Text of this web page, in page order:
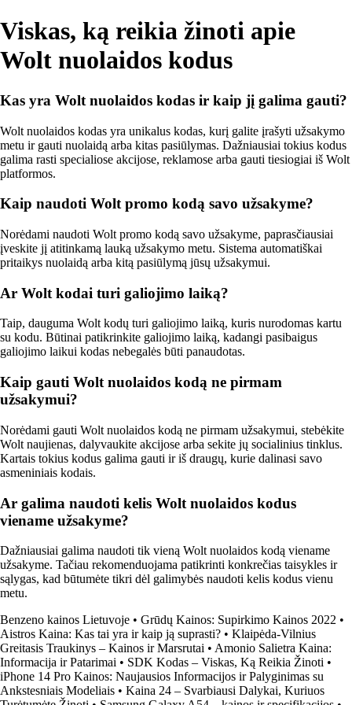
Viskas, ką reikia žinoti apie
Wolt nuolaidos kodus
Kas yra Wolt nuolaidos kodas ir kaip jį galima gauti?
Wolt nuolaidos kodas yra unikalus kodas, kurį galite įrašyti užsakymo
metu ir gauti nuolaidą arba kitas pasiūlymas. Dažniausiai tokius kodus
galima rasti specialiose akcijose, reklamose arba gauti tiesiogiai iš Wolt
platformos.
Kaip naudoti Wolt promo kodą savo užsakyme?
Norėdami naudoti Wolt promo kodą savo užsakyme, paprasčiausiai
įveskite jį atitinkamą lauką užsakymo metu. Sistema automatiškai
pritaikys nuolaidą arba kitą pasiūlymą jūsų užsakymui.
Ar Wolt kodai turi galiojimo laiką?
Taip, dauguma Wolt kodų turi galiojimo laiką, kuris nurodomas kartu
su kodu. Būtinai patikrinkite galiojimo laiką, kadangi pasibaigus
galiojimo laikui kodas nebegalės būti panaudotas.
Kaip gauti Wolt nuolaidos kodą ne pirmam
užsakymui?
Norėdami gauti Wolt nuolaidos kodą ne pirmam užsakymui, stebėkite
Wolt naujienas, dalyvaukite akcijose arba sekite jų socialinius tinklus.
Kartais tokius kodus galima gauti ir iš draugų, kurie dalinasi savo
asmeniniais kodais.
Ar galima naudoti kelis Wolt nuolaidos kodus
viename užsakyme?
Dažniausiai galima naudoti tik vieną Wolt nuolaidos kodą viename
užsakyme. Tačiau rekomenduojama patikrinti konkrečias taisykles ir
sąlygas, kad būtumėte tikri dėl galimybės naudoti kelis kodus vienu
metu.
Benzeno kainos Lietuvoje • Grūdų Kainos: Supirkimo Kainos 2022 •
Aistros Kaina: Kas tai yra ir kaip ją suprasti? • Klaipėda-Vilnius
Greitasis Traukinys – Kainos ir Marsrutai • Amonio Salietra Kaina:
Informacija ir Patarimai • SDK Kodas – Viskas, Ką Reikia Žinoti •
iPhone 14 Pro Kainos: Naujausios Informacijos ir Palyginimas su
Ankstesniais Modeliais • Kaina 24 – Svarbiausi Dalykai, Kuriuos